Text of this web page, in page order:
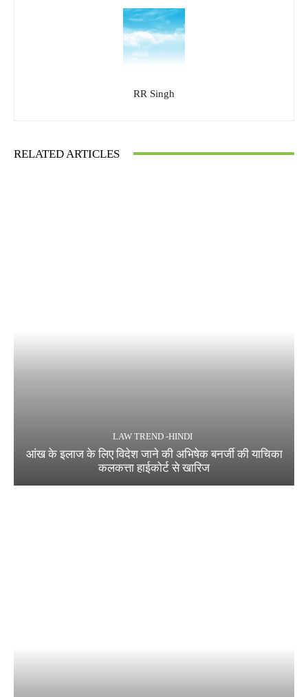
RR Singh
RELATED ARTICLES
LAW TREND -HINDI
आंख के इलाज के लिए विदेश जाने की अभिषेक बनर्जी की याचिका
कलकत्ता हाईकोर्ट से खारिज